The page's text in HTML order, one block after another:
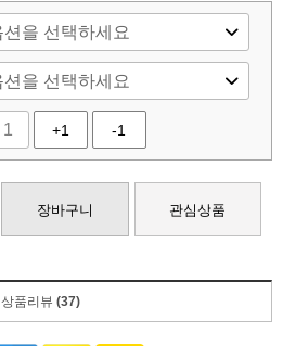
+1 -1
장바구니 관심상품
상품리뷰 (37)